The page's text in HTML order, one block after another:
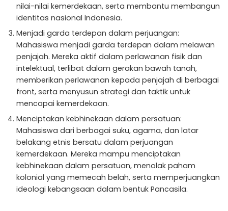
nilai-nilai kemerdekaan, serta membantu membangun
identitas nasional Indonesia.
Menjadi garda terdepan dalam perjuangan:
Mahasiswa menjadi garda terdepan dalam melawan
penjajah. Mereka aktif dalam perlawanan fisik dan
intelektual, terlibat dalam gerakan bawah tanah,
memberikan perlawanan kepada penjajah di berbagai
front, serta menyusun strategi dan taktik untuk
mencapai kemerdekaan.
Menciptakan kebhinekaan dalam persatuan:
Mahasiswa dari berbagai suku, agama, dan latar
belakang etnis bersatu dalam perjuangan
kemerdekaan. Mereka mampu menciptakan
kebhinekaan dalam persatuan, menolak paham
kolonial yang memecah belah, serta memperjuangkan
ideologi kebangsaan dalam bentuk Pancasila.